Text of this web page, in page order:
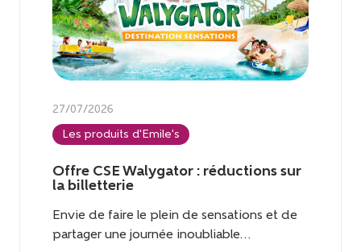
27/07/2026
Les produits d'Emile's
Offre CSE Walygator : réductions sur
la billetterie
Envie de faire le plein de sensations et de
partager une journée inoubliable...